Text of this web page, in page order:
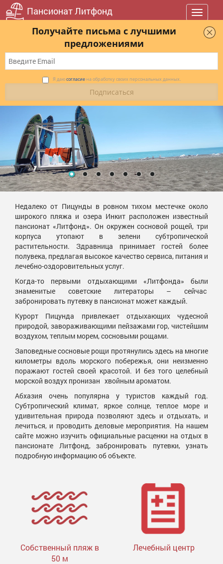
Получайте письма с лучшими
предложениями
Я даюсогласие на обработку своих персональных данных.
Пансионат Литфонд
Toggle
Недалеко от Пицунды в ровном тихом местечке около
широкого пляжа и озера Инкит расположен известный
пансионат «Литфонд». Он окружен сосновой рощей, три
корпуса утопают в зелени субтропической
растительности. Здравница принимает гостей более
полувека, предлагая высокое качество сервиса, питания и
лечебно-оздоровительных услуг.
Когда-то первыми отдыхающими «Литфонда» были
знаменитые советские литераторы – сейчас
забронировать путевку в пансионат может каждый.
Курорт Пицунда привлекает отдыхающих чудесной
природой, завораживающими пейзажами гор, чистейшим
воздухом, теплым морем, сосновыми рощами.
Заповедные сосновые рощи протянулись здесь на многие
километры вдоль морского побережья, они неизменно
поражают гостей своей красотой. И без того целебный
морской воздух пронизан хвойным ароматом.
Абхазия очень популярна у туристов каждый год.
Субтропический климат, яркое солнце, теплое море и
удивительная природа позволяют здесь и отдыхать, и
лечиться, и проводить деловые мероприятия. На нашем
сайте можно изучить официальные расценки на отдых в
пансионате Литфонд, забронировать путевки, узнать
подробную информацию об объекте.
Собственный пляж в
50 м
Лечебный центр